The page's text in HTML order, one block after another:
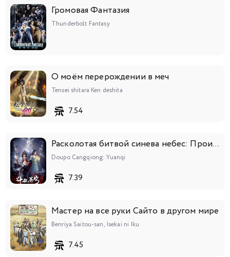
Громовая Фантазия
Thunderbolt Fantasy
О моём перерождении в меч
Tensei shitara Ken deshita
7.54
Расколотая битвой синева небес: Происхождение
Doupo Cangqiong: Yuanqi
7.39
Мастер на все руки Сайто в другом мире
Benriya Saitou-san, Isekai ni Iku
7.45